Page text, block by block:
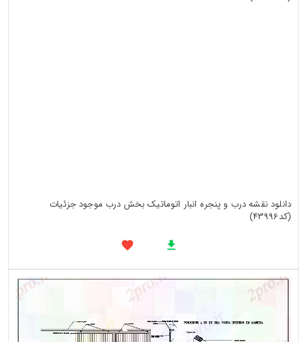
دانلود نقشه درب و پنجره انبار اتوماتیک بخش درب موجود جزئیات
(کد43996)